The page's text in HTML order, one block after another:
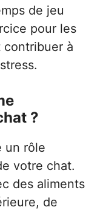
de jeu
pour les
à
?
un rôle
votre chat.
des aliments
de